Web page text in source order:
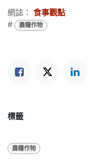
網誌： 食事觀點
#
農糧作物
標籤
農糧作物